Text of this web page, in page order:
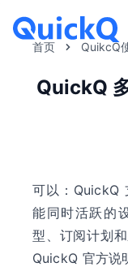
首页 QuikcQ
QuickQ
可以：QuickQ
能同时活跃的
型、订阅计划
QuickQ 官方说